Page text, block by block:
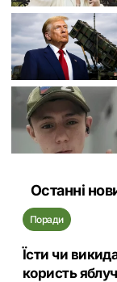
Останні
Поради
Їсти чи
користь